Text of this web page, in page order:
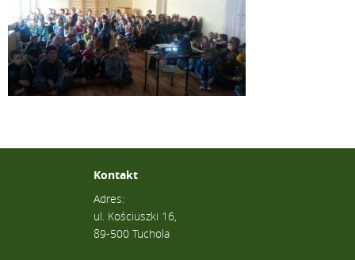
Kontakt
Adres:
ul. Kościuszki 16,
89-500 Tuchola